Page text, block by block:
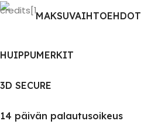
MAKSUVAIHTOEHDOT
HUIPPUMERKIT
3D SECURE
14 päivän palautusoikeus